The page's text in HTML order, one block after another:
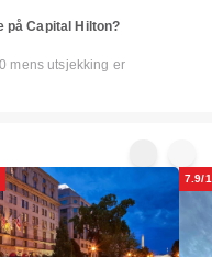
på Capital Hilton?
mens utsjekking er
7.9/